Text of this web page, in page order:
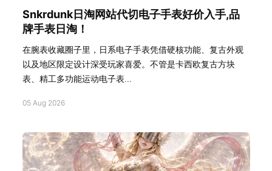
Snkrdunk日淘网站代切电子手表好价入手,品
牌手表日淘！
在腕表收藏圈子里，日系电子手表凭借硬核功能、复古外观
以及地区限定设计深受玩家喜爱。不管是卡西欧复古方块
表、精工多功能运动电子表...
05 Aug 2026